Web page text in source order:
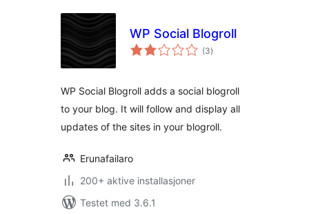
WP Social Blogroll
(3totale
vurderinger
)
WP Social Blogroll adds a social blogroll
to your blog. It will follow and display all
updates of the sites in your blogroll.
Erunafailaro
200+ aktive installasjoner
Testet med 3.6.1